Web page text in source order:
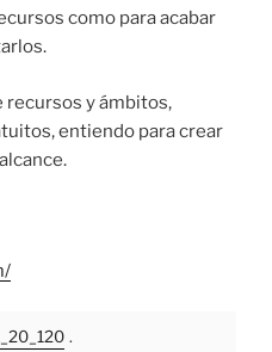
como para acabar
recursos y ámbitos,
entiendo para crear
.